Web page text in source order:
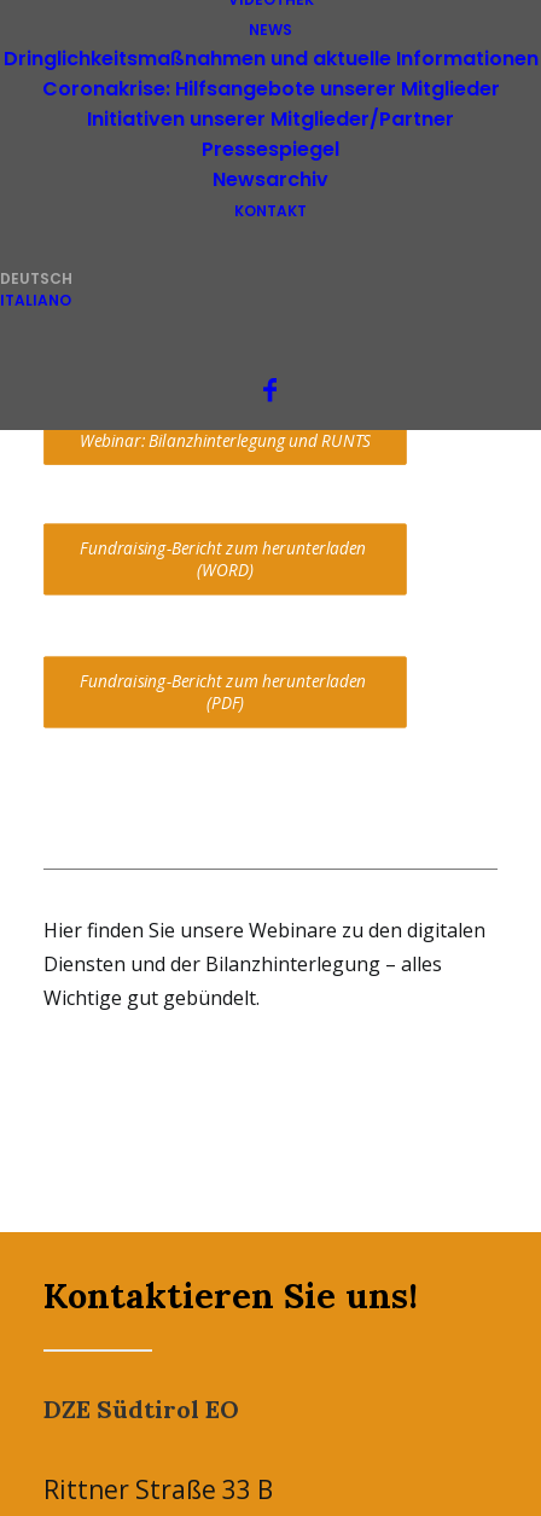
NEWS
Dringlichkeitsmaßnahmen und aktuelle Informationen
Coronakrise: Hilfsangebote unserer Mitglieder
Initiativen unserer Mitglieder/Partner
Pressespiegel
Newsarchiv
KONTAKT
DEUTSCH
ITALIANO
Webinar: Wie nutzen wir am besten die
Webinar: Bilanzhinterlegung und RUNTS
Fundraising-Bericht zum herunterladen
(WORD)
Fundraising-Bericht zum herunterladen
(PDF)
Hier finden Sie unsere Webinare zu den digitalen
Diensten und der Bilanzhinterlegung – alles
Wichtige gut gebündelt.
Kontaktieren Sie uns!
DZE Südtirol EO
Rittner Straße 33 B